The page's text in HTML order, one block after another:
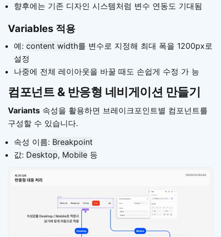
향후에는 기존 디자인 시스템처럼 변수 연동도 기대됨
Variables 적용
예: content width를 변수로 지정해 최대 폭을 1200px로
설정
나중에 전체 레이아웃을 바꿀 때도 손쉽게 수정 가 능
컴포넌트 & 반응형 네비게이션 만들기
Variants 속성을 활용하면 브레이크포인트별 컴포넌트를
구성할 수 있습니다.
속성 이름: Breakpoint
값: Desktop, Mobile 등